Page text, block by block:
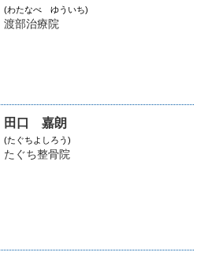
(わたなべ ゆういち)
渡部治療院
田口 嘉朗
(たぐちよしろう)
たぐち整骨院